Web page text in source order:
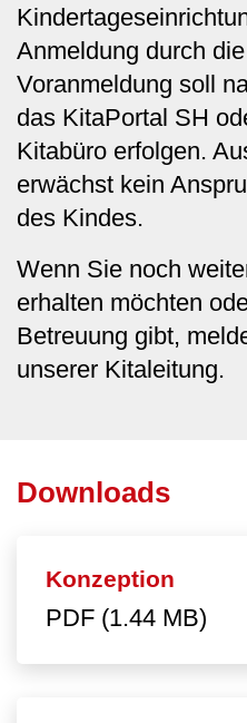
Anmeldung durch
Voranmeldung soll
das KitaPortal SH
Kitabüro erfolgen.
erwächst kein
des Kindes.
Wenn Sie noch
erhalten möchten
Betreuung gibt,
unserer Kitaleitung.
Downloads
Konzeption
PDF (1.44 MB)